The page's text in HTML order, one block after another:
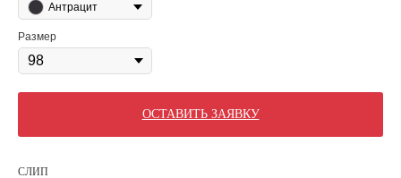
Антрацит
Размер
ОСТАВИТЬ ЗАЯВКУ
СЛИП